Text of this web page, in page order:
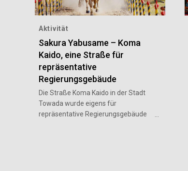
Aktivität
Sakura Yabusame – Koma
Kaido, eine Straße für
repräsentative
Regierungsgebäude
Die Straße Koma Kaido in der Stadt
Towada wurde eigens für
repräsentative Regierungsgebäude